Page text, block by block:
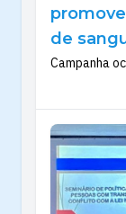
de
Campanha